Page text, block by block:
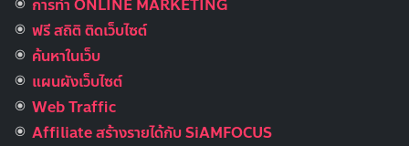
การทำ ONLINE MARKETING
ฟรี สถิติ ติดเว็บไซต์
ค้นหาในเว็บ
แผนผังเว็บไซต์
Web Traffic
Affiliate สร้างรายได้กับ SiAMFOCUS